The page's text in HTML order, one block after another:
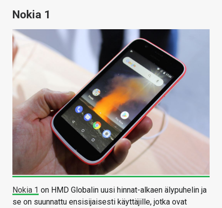
Nokia 1
Nokia 1 on HMD Globalin uusi hinnat-alkaen älypuhelin ja
se on suunnattu ensisijaisesti käyttäjille, jotka ovat